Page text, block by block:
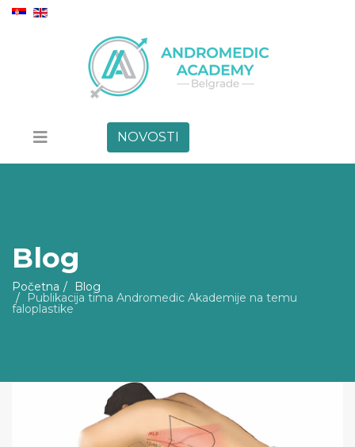
NOVOSTI
Blog
Početna Blog
Publikacija tima Andromedic Akademije na temu
faloplastike